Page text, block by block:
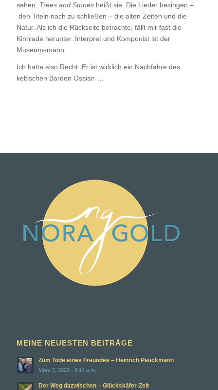
sehen. Trees and Stonesheißt sie. Die Lieder besingen –
den Titeln nach zu schließen – die alten Zeiten und die
Natur. Als ich die Rückseite betrachte, fällt mir fast die
Kinnlade herunter. Interpret und Komponist ist der
Museumsmann.
Ich hatte also Recht. Er ist wirklich ein Nachfahre des
keltischen Barden Ossian …
MEINE NEUESTEN BEITRÄGE
Zum Tode eines Freundes – Heinrich Peuckmann
März 7, 2023 - 8:14 a.m.
Der Weg dazwischen – Glückskäfer-Zeit